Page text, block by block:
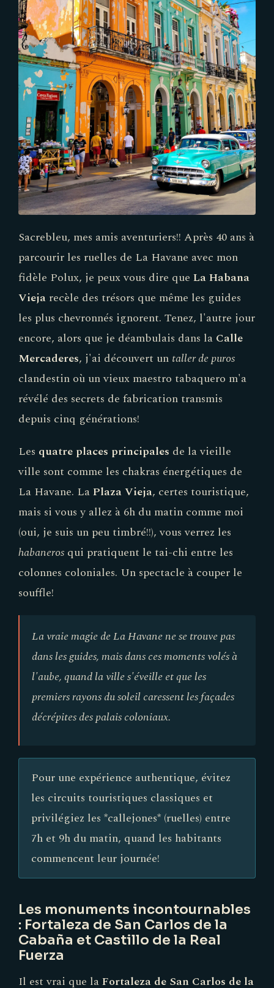
Sacrebleu, mes amis aventuriers!! Après 40 ans à
parcourir les ruelles de La Havane avec mon
fidèle Polux, je peux vous dire que La Habana
Vieja recèle des trésors que même les guides
les plus chevronnés ignorent. Tenez, l'autre jour
encore, alors que je déambulais dans la Calle
Mercaderes , j'ai découvert un taller de puros
clandestin où un vieux maestro tabaquero m'a
révélé des secrets de fabrication transmis
depuis cinq générations!
Les quatre places principales de la vieille
ville sont comme les chakras énergétiques de
La Havane. La Plaza Vieja , certes touristique,
mais si vous y allez à 6h du matin comme moi
(oui, je suis un peu timbré!!), vous verrez les
habaneros qui pratiquent le tai-chi entre les
colonnes coloniales. Un spectacle à couper le
souffle!
La vraie magie de La Havane ne se trouve pas
dans les guides, mais dans ces moments volés à
l'aube, quand la ville s'éveille et que les
premiers rayons du soleil caressent les façades
décrépites des palais coloniaux.
Pour une expérience authentique, évitez
les circuits touristiques classiques et
privilégiez les *callejones* (ruelles) entre
7h et 9h du matin, quand les habitants
commencent leur journée!
Les monuments incontournables
: Fortaleza de San Carlos de la
Cabaña et Castillo de la Real
Fuerza
Il est vrai que la Fortaleza de San Carlos de la